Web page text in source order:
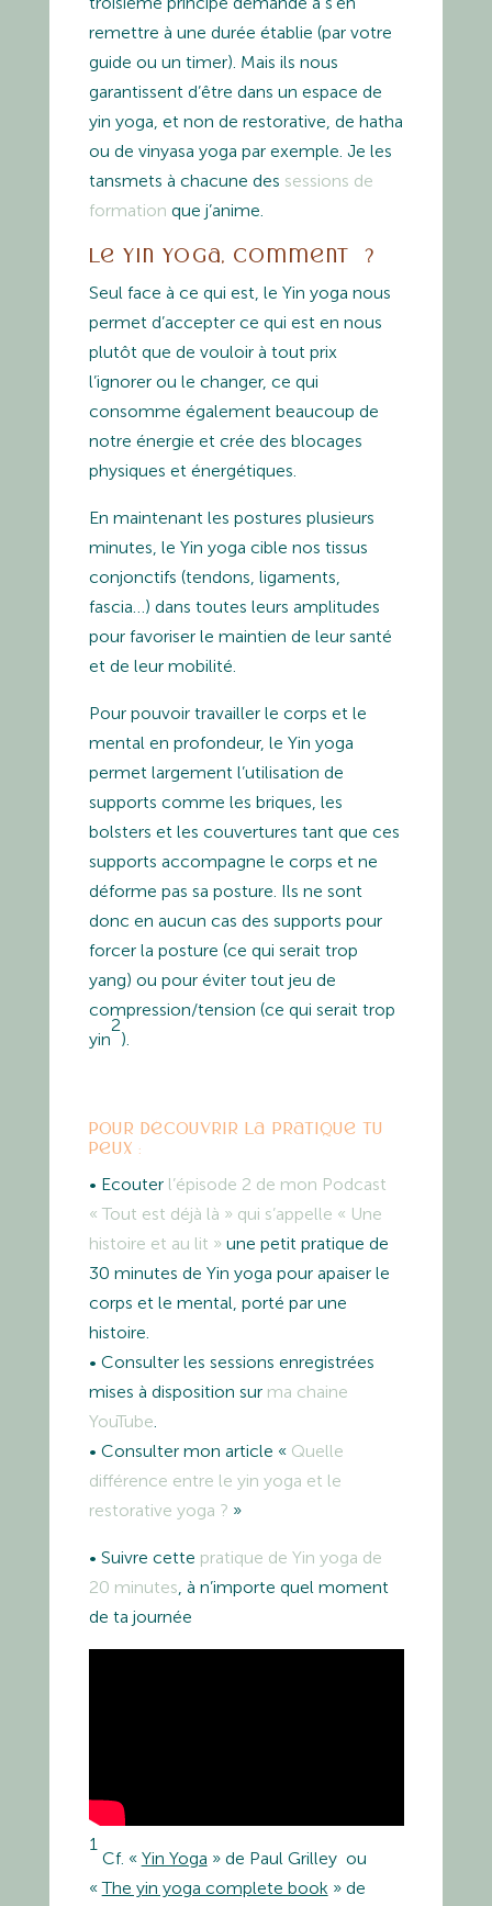
remettre à une durée établie (par votre
guide ou un timer). Mais ils nous
garantissent d’être dans un espace de
yin yoga, et non de restorative, de hatha
ou de vinyasa yoga par exemple. Je les
tansmets à chacune des sessions de
formation que j’anime.
Le Yin yoga, comment ?
Seul face à ce qui est, le Yin yoga nous
permet d’accepter ce qui est en nous
plutôt que de vouloir à tout prix
l’ignorer ou le changer, ce qui
consomme également beaucoup de
notre énergie et crée des blocages
physiques et énergétiques.
En maintenant les postures plusieurs
minutes, le Yin yoga cible nos tissus
conjonctifs (tendons, ligaments,
fascia…) dans toutes leurs amplitudes
pour favoriser le maintien de leur santé
et de leur mobilité.
Pour pouvoir travailler le corps et le
mental en profondeur, le Yin yoga
permet largement l’utilisation de
supports comme les briques, les
bolsters et les couvertures tant que ces
supports accompagne le corps et ne
déforme pas sa posture. Ils ne sont
donc en aucun cas des supports pour
forcer la posture (ce qui serait trop
yang) ou pour éviter tout jeu de
compression/tension (ce qui serait trop
yin
2
).
Pour découvrir la pratique tu
peux :
• Ecouterl’épisode 2 de mon Podcast
« Tout est déjà là » qui s’appelle « Une
histoire et au lit » une petit pratique de
30 minutes de Yin yoga pour apaiser le
corps et le mental, porté par une
histoire.
• Consulter les sessions enregistrées
mises à disposition sur ma chaine
YouTube.
• Consulter mon article « Quelle
différence entre le yin yoga et le
restorative yoga ? »
• Suivre cette pratique de Yin yoga de
20 minutes, à n’importe quel moment
de ta journée
1
Cf. « Yin Yoga » de Paul Grilley ou
«The yin yoga complete book » de